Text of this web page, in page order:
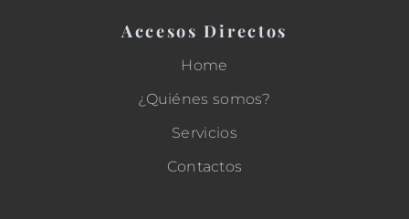
Accesos Directos
Home
¿Quiénes somos?
Servicios
Contactos